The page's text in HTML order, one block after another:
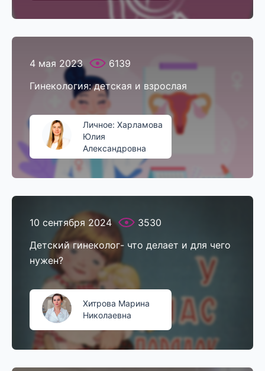
4 мая 2023
6139
Гинекология: детская и взрослая
Личное: Харламова
Юлия
Александровна
10 сентября 2024
3530
Детский гинеколог- что делает и для чего
нужен?
Хитрова Марина
Николаевна